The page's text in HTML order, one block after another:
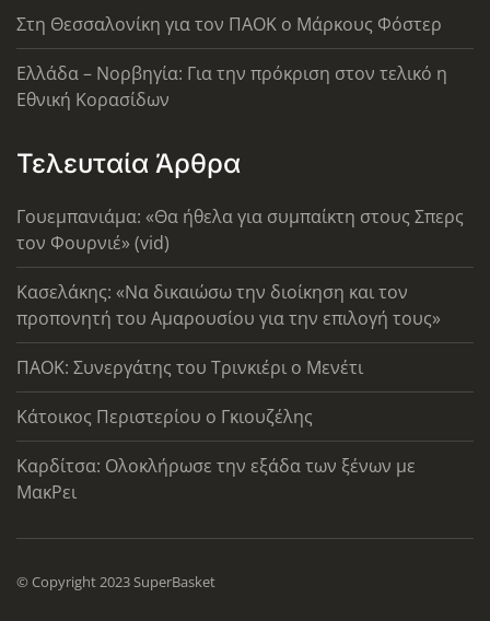
Στη Θεσσαλονίκη για τον ΠΑΟΚ ο Μάρκους Φόστερ
Ελλάδα – Νορβηγία: Για την πρόκριση στον τελικό η
Εθνική Κορασίδων
Τελευταία Άρθρα
Γουεμπανιάμα: «Θα ήθελα για συμπαίκτη στους Σπερς
τον Φουρνιέ» (vid)
Κασελάκης: «Να δικαιώσω την διοίκηση και τον
προπονητή του Αμαρουσίου για την επιλογή τους»
ΠΑΟΚ: Συνεργάτης του Τρινκιέρι ο Μενέτι
Κάτοικος Περιστερίου ο Γκιουζέλης
Καρδίτσα: Ολοκλήρωσε την εξάδα των ξένων με
ΜακΡει
© Copyright 2023 SuperBasket